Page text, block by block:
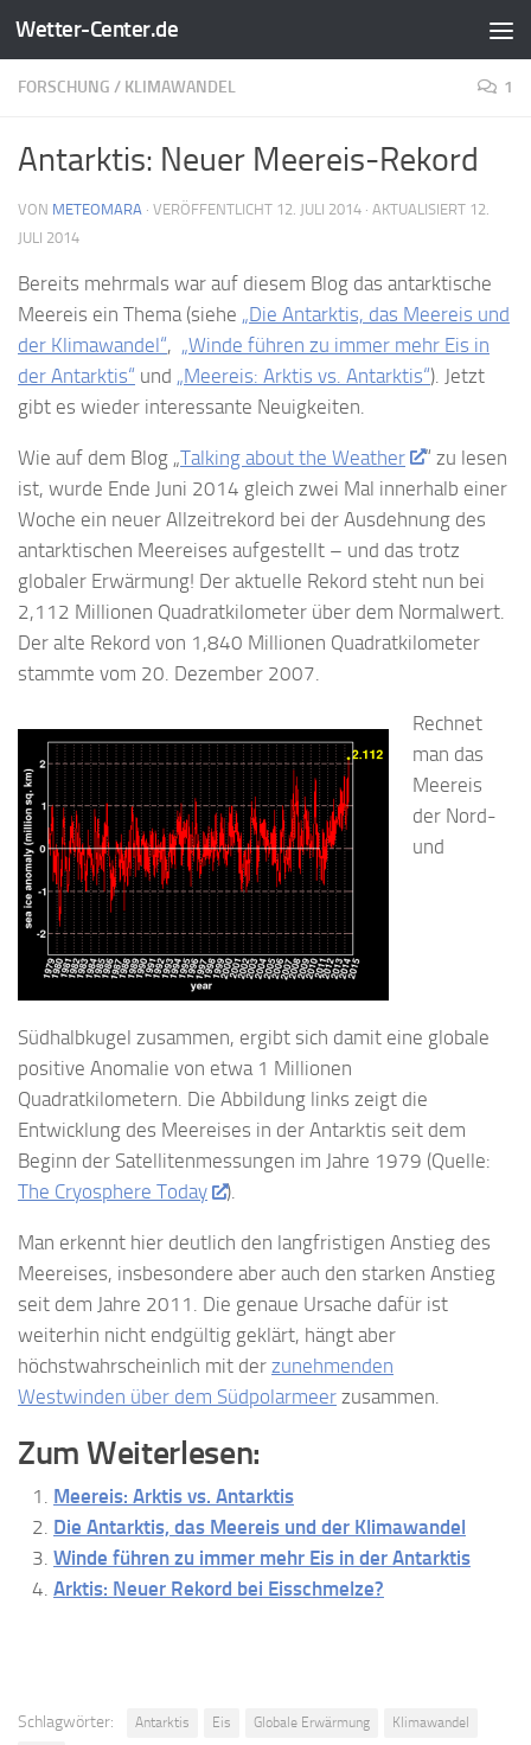
Zum Inhalt springen
Wetter-Center.de
FORSCHUNG / KLIMAWANDEL 1
Antarktis: Neuer Meereis-Rekord
VON METEOMARA · VERÖFFENTLICHT 12. JULI 2014 · AKTUALISIERT 12.
JULI 2014
Bereits mehrmals war auf diesem Blog das antarktische
Meereis ein Thema (siehe „Die Antarktis, das Meereis und
der Klimawandel“, „Winde führen zu immer mehr Eis in
der Antarktis“ und „Meereis: Arktis vs. Antarktis“). Jetzt
gibt es wieder interessante Neuigkeiten.
Wie auf dem Blog „Talking about the Weather
“ zu lesen
ist, wurde Ende Juni 2014 gleich zwei Mal innerhalb einer
Woche ein neuer Allzeitrekord bei der Ausdehnung des
antarktischen Meereises aufgestellt – und das trotz
globaler Erwärmung! Der aktuelle Rekord steht nun bei
2,112 Millionen Quadratkilometer über dem Normalwert.
Der alte Rekord von 1,840 Millionen Quadratkilometer
stammte vom 20. Dezember 2007.
Rechnet
man das
Meereis
der Nord-
und
Südhalbkugel zusammen, ergibt sich damit eine globale
positive Anomalie von etwa 1 Millionen
Quadratkilometern. Die Abbildung links zeigt die
Entwicklung des Meereises in der Antarktis seit dem
Beginn der Satellitenmessungen im Jahre 1979 (Quelle:
The Cryosphere Today
).
Man erkennt hier deutlich den langfristigen Anstieg des
Meereises, insbesondere aber auch den starken Anstieg
seit dem Jahre 2011. Die genaue Ursache dafür ist
weiterhin nicht endgültig geklärt, hängt aber
höchstwahrscheinlich mit der zunehmenden
Westwinden über dem Südpolarmeer zusammen.
Zum Weiterlesen:
Meereis: Arktis vs. Antarktis
Die Antarktis, das Meereis und der Klimawandel
Winde führen zu immer mehr Eis in der Antarktis
Arktis: Neuer Rekord bei Eisschmelze?
Schlagwörter: Antarktis Eis Globale Erwärmung
Klimawandel